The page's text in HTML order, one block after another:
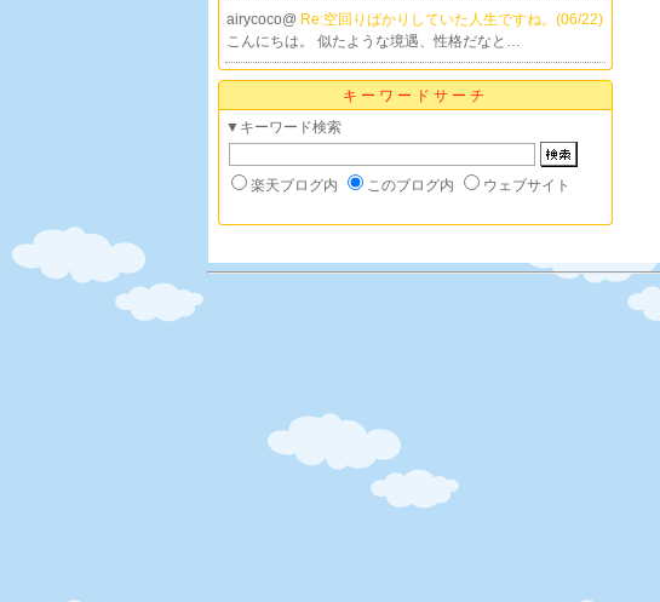
airycoco@ Re:空回りばかりしていた人生ですね。(06/22)
こんにちは。 似たような境遇、性格だなと…
キーワードサーチ
▼キーワード検索
楽天ブログ内 このブログ内 ウェブサイト